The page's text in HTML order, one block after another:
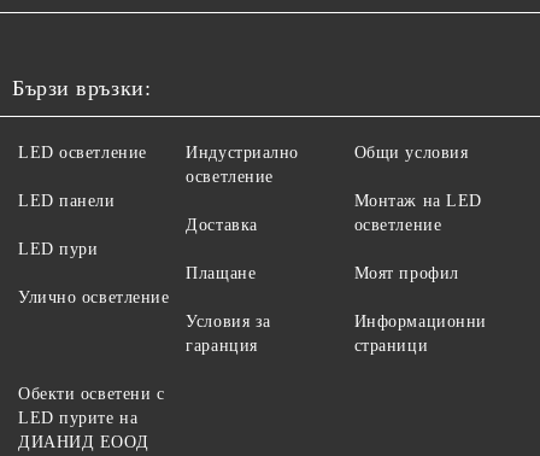
Бързи връзки:
LED осветление
LED панели
LED пури
Улично осветление
Индустриално
осветление
Доставка
Плащане
Условия за
гаранция
Общи условия
Монтаж на LED
осветление
Моят профил
Информационни
страници
Обекти осветени с
LED пурите на
ДИАНИД ЕООД